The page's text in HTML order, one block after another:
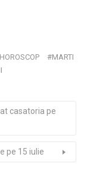
HOROSCOP
MARTI
casatoria pe
pe 15 iulie